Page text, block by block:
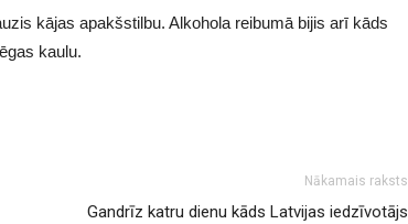
kājas apakšstilbu. Alkohola reibumā bijis arī kāds
kaulu.
Nākamais raksts
Gandrīz katru dienu kāds Latvijas iedzīvotājs